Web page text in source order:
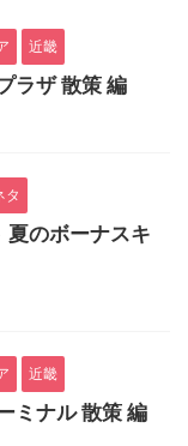
近畿
ラザ 散策 編
タ
のボーナスキ
近畿
ミナル 散策 編